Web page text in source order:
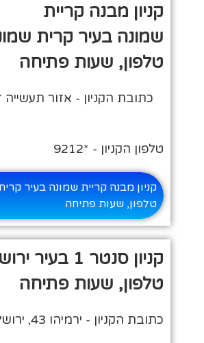
קניון מבנה קריית
שמונה בעיר קרית
טלפון, שעות פתיחה
כתובת הקניון - אזור תעשייה
טלפון הקניון - *9212
קניון מבנה קריית שמונה בעיר
טלפון, שעות פתיחה
קניון סנטר 1 בעיר
טלפון, שעות פתיחה
כתובת הקניון - ירמיהו 43, ירושלים